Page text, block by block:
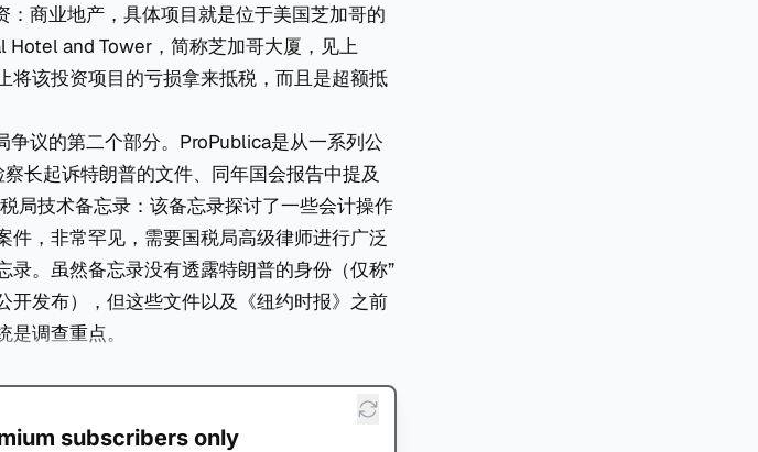
商业地产，具体项目就是位于美国芝加哥的
Hotel and Tower，简称芝加哥大厦，见上
将该投资项目的亏损拿来抵税，而且是超额抵
议的第二个部分。ProPublica是从一系列公
长起诉特朗普的文件、同年国会报告中提及
局技术备忘录：该备忘录探讨了一些会计操作
，非常罕见，需要国税局高级律师进行广泛
。虽然备忘录没有透露特朗普的身份（仅称”
开发布），但这些文件以及《纽约时报》之前
调查重点。
subscribers only